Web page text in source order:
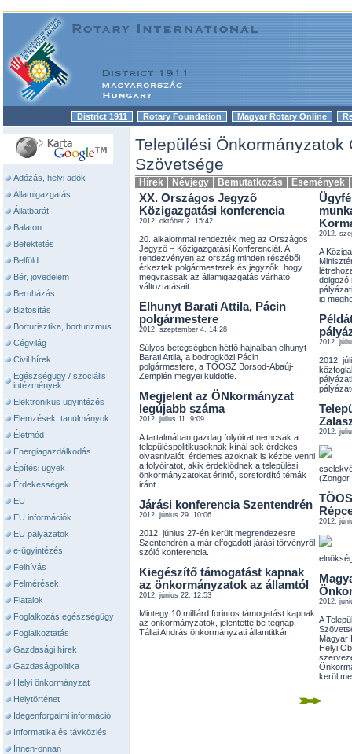
District 1911 Rotary Foundation Magyar Rotary Online
Adózás, helyi adók
Államigazgatás
Állatbarát
Balaton
Befektetés
Belföld
Bér, jövedelem
Beruházás
Biztosítás
Borturisztika, borturizmus
Cégvilág
Civil hírek
Egészségügy / szociális
intézmények
Elektronikus ügyintézés
Elemzések, tanulmányok
Életmód
Energiagazdálkodás
Építési ügyek
Érdekességek
EU
EU információk
EU pályázatok
e-ügyintézés
Felhívás
Felmérések
Fiatalok
Foglalkozás egészségügy
Foglalkoztatás
Gazdasági hírek
Gazdaságpolitika
Helyi önkormányzat
Helytörténet
Idegenforgalmi információ
Informatika és távközlés
Innen-onnan
Települési Önkormányzatok
Szövetsége
Hírek Névjegy Bemutatkozás Események
XX. Országos Jegyző
Közigazgatási konferencia
2012. október 2. 15:42
20. alkalommal rendezték meg az Országos
Jegyző – Közigazgatási Konferenciát. A
rendezvényen az ország minden részéből
érkeztek polgármesterek és jegyzők, hogy
megvitassák az államigazgatás várható
változtatásait
Elhunyt Barati Attila, Pácin
polgármestere
2012. szeptember 4. 14:28
Súlyos betegségben hétfő hajnalban elhunyt
Barati Attila, a bodrogközi Pácin
polgármestere, a TÖOSZ Borsod-Abaúj-
Zemplén megyei küldötte.
Megjelent az ÖNkormányzat
legújabb száma
2012. július 11. 9:09
A tartalmában gazdag folyóirat nemcsak a
településpolitikusoknak kínál sok érdekes
olvasnivalót, érdemes azoknak is kézbe venni
a folyóiratot, akik érdeklődnek a települési
önkormányzatokat érintő, sorsfordító témák
iránt.
Járási konferencia Szentendrén
2012. június 29. 10:06
2012. június 27-én került megrendezesre
Szentendrén a már elfogadott járási törvényről
szóló konferencia.
Kiegészítő támogatást kapnak
az önkormányzatok az államtól
2012. június 22. 12:53
Mintegy 10 milliárd forintos támogatást kapnak
az önkormányzatok, jelentette be tegnap
Tállai András önkormányzati államtitkár.
2012.
A
dolgozó
ig
2012.
2012.
2012.
(Zongor
2012.
2012.
A
Magyar
Helyi
kerül